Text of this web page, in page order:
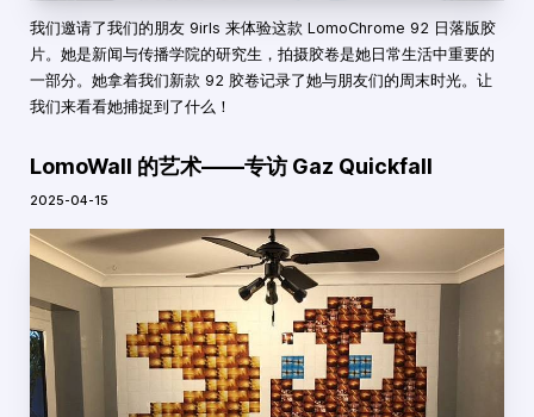
我们邀请了我们的朋友 9irls 来体验这款 LomoChrome 92 日落版胶
片。她是新闻与传播学院的研究生，拍摄胶卷是她日常生活中重要的
一部分。她拿着我们新款 92 胶卷记录了她与朋友们的周末时光。让
我们来看看她捕捉到了什么！
LomoWall 的艺术——专访 Gaz Quickfall
2025-04-15